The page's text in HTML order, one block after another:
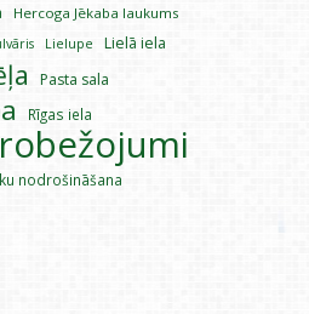
Hercoga Jēkaba laukums
Lielupe Lielā iela
Pasta sala
Rīgas iela
nodrošināšana